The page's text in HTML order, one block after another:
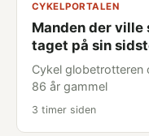
CYKELPORTALEN
Manden der ville
taget på sin
Cykel globetrotteren
86 år gammel
3 timer siden